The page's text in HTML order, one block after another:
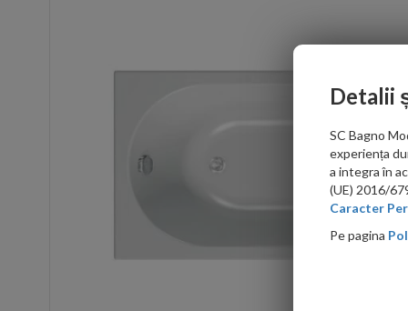
Detalii
SC Bagno
experiența
a integra în
(UE) 2016/
Caracter
Pe pagina